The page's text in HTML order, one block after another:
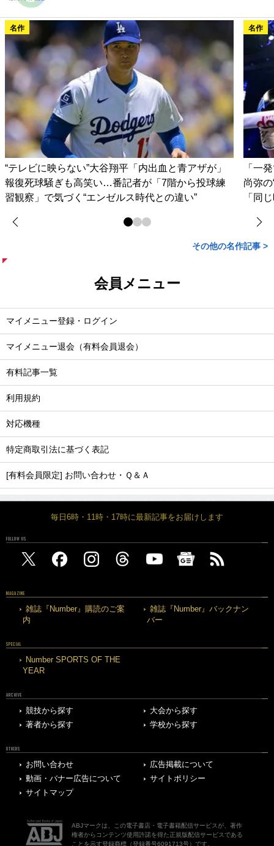
名作
“テレビに映らない”大谷翔平「内出血と青アザが」
報復死球騒ぎも高笑い…番記者が「7階から投球練
習観察」で気づく“エンゼルス時代との違い”
名作
「一
尚弥
「同
その他の名作記事 >
会員メニュー
マイメニュー登録・ログイン
マイメニュー退会（有料会員退会）
有料記事一覧
利用規約
対応機種
特定商取引法に基づく表記
[有料会員限定] お問い合わせ・Ｑ＆Ａ
毎日6時・11時・17時に最新記事をお届けします
FOLLOW US
MAGAZINE
雑誌『Number』購読のご案
内
雑誌『Number』バックナン
バー
SPECIAL
Number SPORTS OF THE
YEAR
ARCHIVE
競技から探す
大会から探す
著者から探す
学校から探す
OTHERS
お問い合わせ
広告掲載について
動画・バナー広告について
サイトポリシー
サイトマップ
ABJマークは、この電子書店・電子書籍配信サービスが、著作
権者からコンテンツ使用許諾を得た正規版配信サービスである
ことを示す登録商標（登録番号6091713号）です。